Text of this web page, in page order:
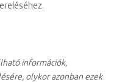
információk,
olykor azonban ezek